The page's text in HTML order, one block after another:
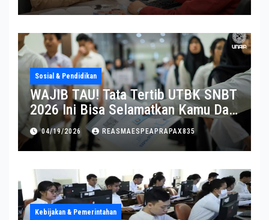
Sosial & Pendidikan
WAJIB TAU! Tata Tertib UTBK SNBT
2026 Ini Bisa Selamatkan Kamu Dari
Diskualifikasi
04/19/2026 REASMAESPEAPRAPAX835
Kebijakan & Pemerintahan